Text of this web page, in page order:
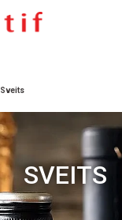
Sveits
SVEITS